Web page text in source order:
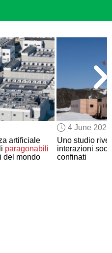
LICENSES
LANGUAGES
US
COLORS
artificiale
paragonabili
del mondo
4 June 2026
Uno studio
interazioni
confinati